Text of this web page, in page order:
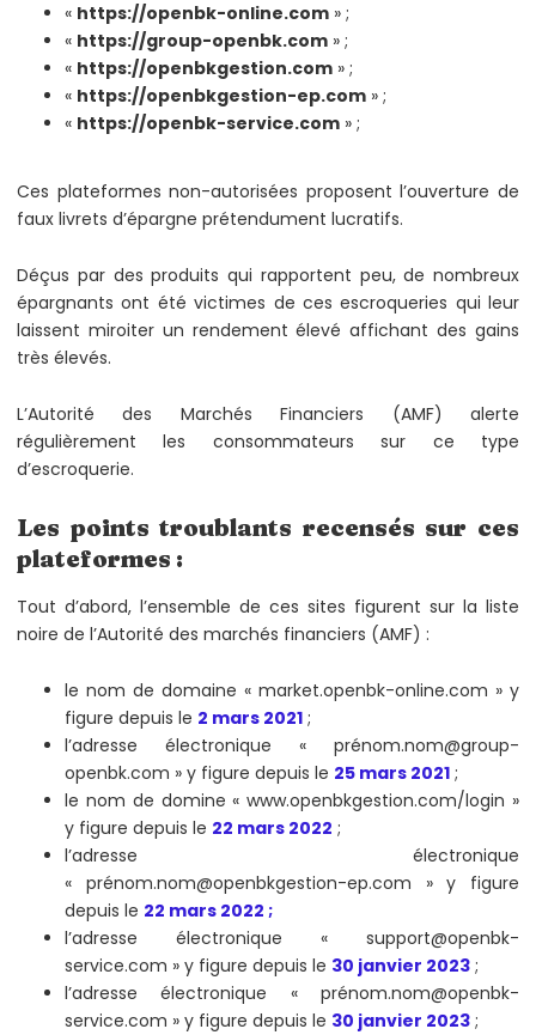
« https://openbk-online.com » ;
« https://group-openbk.com » ;
« https://openbkgestion.com » ;
« https://openbkgestion-ep.com » ;
« https://openbk-service.com » ;
Ces plateformes non-autorisées proposent l’ouverture de
faux livrets d’épargne prétendument lucratifs.
Déçus par des produits qui rapportent peu, de nombreux
épargnants ont été victimes de ces escroqueries qui leur
laissent miroiter un rendement élevé affichant des gains
très élevés.
L’Autorité des Marchés Financiers (AMF) alerte
régulièrement les consommateurs sur ce type
d’escroquerie.
Les points troublants recensés sur ces
plateformes :
Tout d’abord, l’ensemble de ces sites figurent sur la liste
noire de l’Autorité des marchés financiers (AMF) :
le nom de domaine « market.openbk-online.com » y
figure depuis le 2 mars 2021 ;
l’adresse électronique « prénom.nom@group-
openbk.com » y figure depuis le 25 mars 2021 ;
le nom de domine « www.openbkgestion.com/login »
y figure depuis le 22 mars 2022 ;
l’adresse électronique
« prénom.nom@openbkgestion-ep.com » y figure
depuis le 22 mars 2022 ;
l’adresse électronique « support@openbk-
service.com » y figure depuis le 30 janvier 2023 ;
l’adresse électronique « prénom.nom@openbk-
service.com » y figure depuis le 30 janvier 2023 ;